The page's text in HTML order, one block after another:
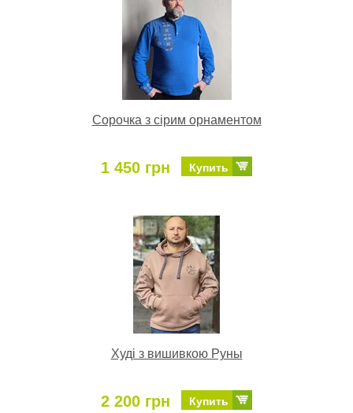
Сорочка з сірим орнаментом
1 450 грн Купить
Худі з вишивкою Руны
2 200 грн Купить